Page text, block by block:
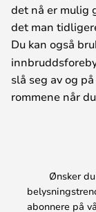
det nå er mulig
det man
Du kan også
slå seg av og
rommene når
Ønsker
abonnere på